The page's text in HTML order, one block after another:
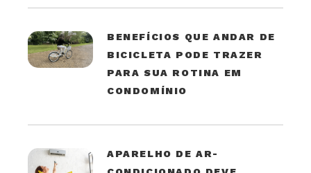
BENEFÍCIOS QUE ANDAR DE
BICICLETA PODE TRAZER
PARA SUA ROTINA EM
CONDOMÍNIO
APARELHO DE AR-